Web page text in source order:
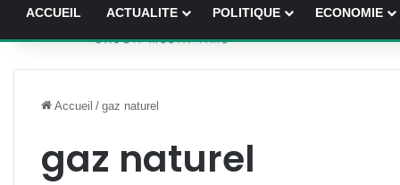
ACCUEIL ACTUALITE POLITIQUE ECONOMIE
Accueil / gaz naturel
gaz naturel